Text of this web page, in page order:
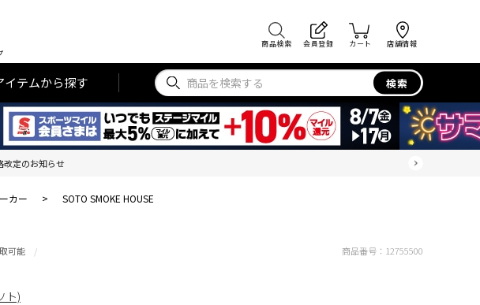
商品検索 会員登録 カート 店舗情報
イテムから探す 検索
改定のお知らせ
カー > SOTO SMOKE HOUSE
可能 商品番号： 12755500
ト)